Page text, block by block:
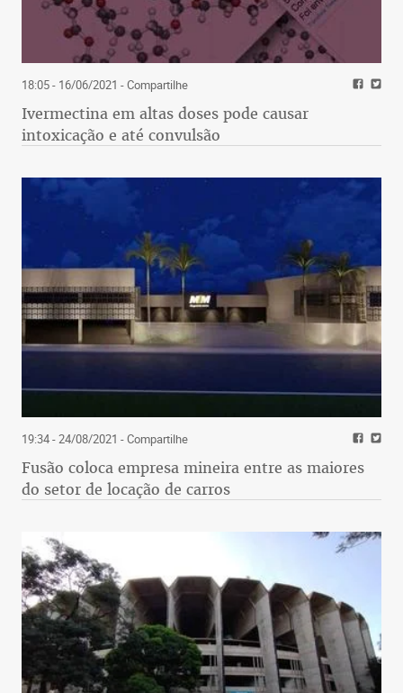
18:05 - 16/06/2021 - Compartilhe
Ivermectina em altas doses pode causar
intoxicação e até convulsão
19:34 - 24/08/2021 - Compartilhe
Fusão coloca empresa mineira entre as maiores
do setor de locação de carros